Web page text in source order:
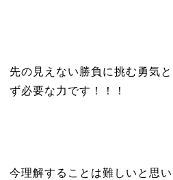
先の見えない勝負に挑む勇気
ず必要な力です！！！
今理解することは難しいと思